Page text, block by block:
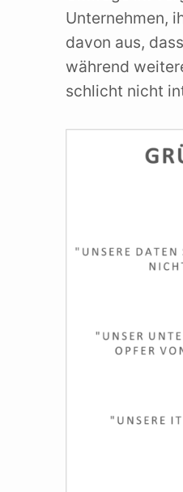
Unternehmen,
davon aus,
während
schlicht nicht